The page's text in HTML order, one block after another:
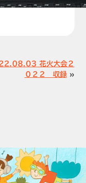
花火大会２
０２２ 収録»